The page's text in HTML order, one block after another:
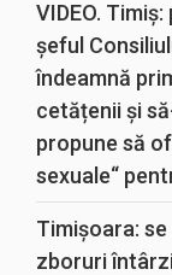
VIDEO.
șeful
îndeamnă
cetățenii și
propune să
sexuale“
Timișoara:
zboruri